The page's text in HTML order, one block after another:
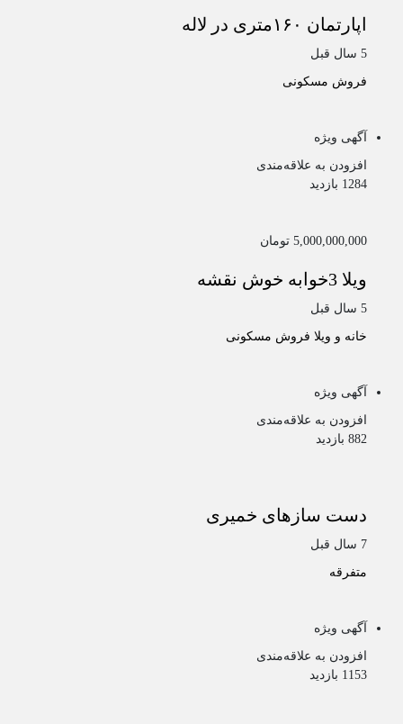
اپارتمان ۱۶۰متری در لاله
5 سال قبل
فروش مسکونی
آگهی ویژه
افزودن به علاقه‌مندی
1284 بازدید
5,000,000,000 تومان
ویلا 3خوابه خوش نقشه
5 سال قبل
خانه و ویلا فروش مسکونی
آگهی ویژه
افزودن به علاقه‌مندی
882 بازدید
دست سازهای خمیری
7 سال قبل
متفرقه
آگهی ویژه
افزودن به علاقه‌مندی
1153 بازدید